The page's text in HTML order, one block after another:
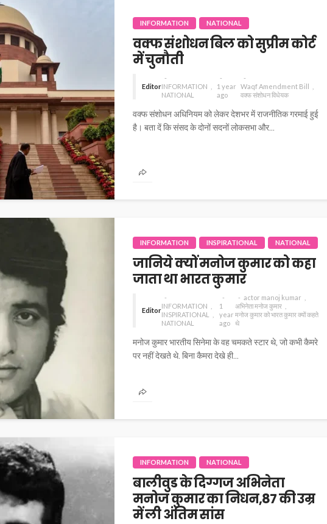
INFORMATION NATIONAL
वक्फ संशोधन बिल को सुप्रीम कोर्ट
में चुनौती
EditorINFORMATION
NATIONAL
1 year
ago
Waqf Amendment Bill
वक्फ संशोधन विधेयक
वक्फ संशोधन अधिनियम को लेकर देशभर में राजनीतिक गरमाई हुई
है। बता दें कि संसद के दोनों सदनों लोकसभा और...
INFORMATION INSPIRATIONAL NATIONAL
जानिये क्यों मनोज कुमार को कहा
जाता था भारत कुमार
Editor
INFORMATION
INSPIRATIONAL
NATIONAL
1
year
ago
actor manoj kumar
अभिनेता मनोज कुमार
मनोज कुमार को भारत कुमार क्यों कहते
थे
मनोज कुमार भारतीय सिनेमा के वह चमकते स्टार थे, जो कभी कैमरे
पर नहीं देखते थे. बिना कैमरा देखे ही...
INFORMATION NATIONAL
बालीवुड के दिग्गज अभिनेता
मनोज कुमार का निधन,87 की उम्र
में ली अंतिम सांस